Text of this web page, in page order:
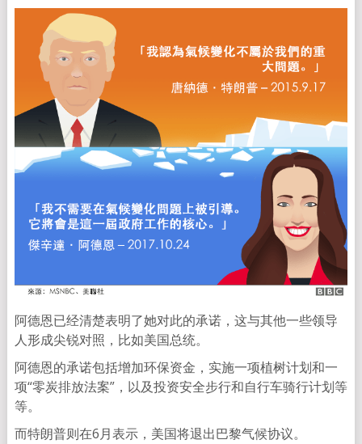
阿德恩已经清楚表明了她对此的承诺，这与其他一些领导
人形成尖锐对照，比如美国总统。
阿德恩的承诺包括增加环保资金，实施一项植树计划和一
项“零炭排放法案”，以及投资安全步行和自行车骑行计划等
等。
而特朗普则在6月表示，美国将退出巴黎气候协议。